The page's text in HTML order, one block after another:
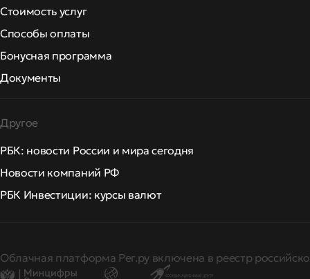
Стоимость услуг
Способы оплаты
Бонусная программа
Документы
Другое
РБК: новости России и мира сегодня
Новости компаний РФ
РБК Инвестиции: курсы валют
Облачная платформа Рег.ру включена в реестр